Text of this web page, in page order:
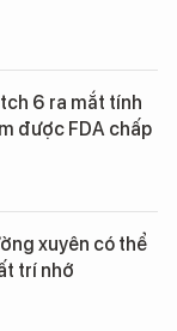
6 ra mắt tính
được FDA chấp
xuyên có thể
trí nhớ